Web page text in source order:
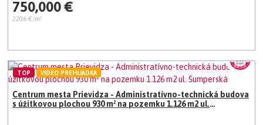
750,000 €
2206 €/m²
Centrum mesta Prievidza - Administratívno-technická budova
s úžitkovou plochou 930 m² na pozemku 1.126 m2 ul.
TOP VIDEO PREHLIADKA